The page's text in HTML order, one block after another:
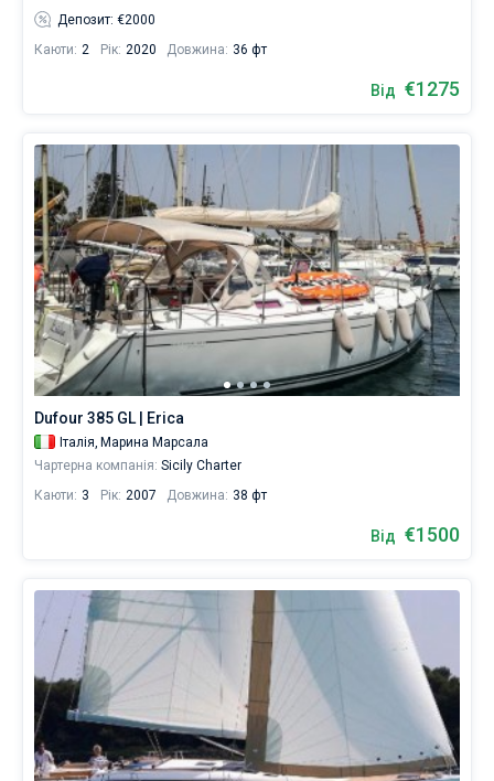
Депозит: €2000
Каюти: 2 Рік: 2020 Довжина: 36 фт
Від €1275
Dufour 385 GL | Erica
Італія, Марина Марсала
Чартерна компанія: Sicily Charter
Каюти: 3 Рік: 2007 Довжина: 38 фт
Від €1500